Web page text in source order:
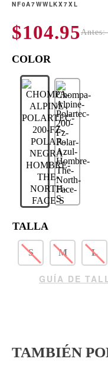
NF0A7WWLKX7XL
$104.95Antes:
TALLA
S M L
GUÍA DE
TAMBIÉN